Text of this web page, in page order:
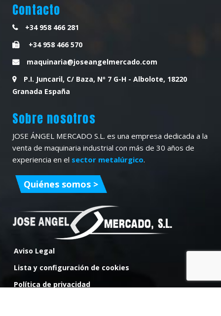
Contacto
+34 958 466 281
+34 958 466 570
maquinaria@joseangelmercado.com
P.I. Juncaril, C/ Baza, Nº 7 G-H - Albolote, 18220
Granada España
Sobre nosotros
JOSE ÁNGEL MERCADO S.L. es una empresa dedicada a la
venta de maquinaria industrial con más de 30 años de
experiencia en el sector metalúrgico.
Quiénes somos >
Aviso Legal
Lista y configuración de cookies
Política de privacidad